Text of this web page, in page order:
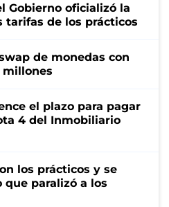
Gobierno oficializó la
tarifas de los prácticos
de monedas con
millones
el plazo para pagar
4 del Inmobiliario
los prácticos y se
paralizó a los